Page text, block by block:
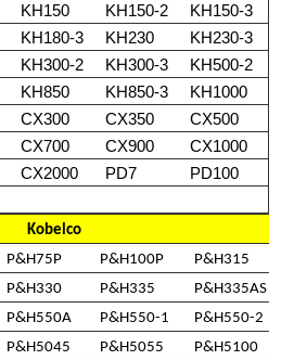
KH150 KH150-2
KH150-3
KH180-3 KH230
KH230-3
KH300-2 KH300-3
KH500-2
KH850 KH850-3
KH1000
CX300 CX350
CX500
CX700 CX900
CX1000
CX2000 PD7
PD100
Kobelco
P&H75P P&H100P
P&H315
P&H330 P&H335
P&H335AS
P&H550A P&H550-1
P&H550-2
P&H5045 P&H5055
P&H5100